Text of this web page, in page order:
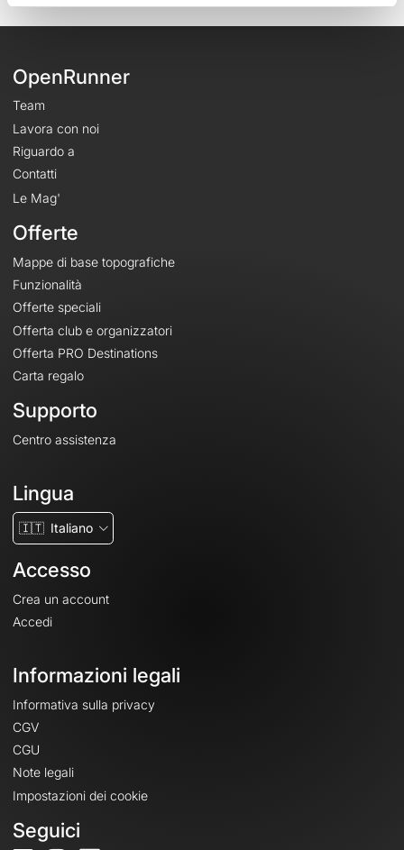
OpenRunner
Team
Lavora con noi
Riguardo a
Contatti
Le Mag'
Offerte
Mappe di base topografiche
Funzionalità
Offerte speciali
Offerta club e organizzatori
Offerta PRO Destinations
Carta regalo
Supporto
Centro assistenza
Lingua
🇮🇹 Italiano
Accesso
Crea un account
Accedi
Informazioni legali
Informativa sulla privacy
CGV
CGU
Note legali
Impostazioni dei cookie
Seguici